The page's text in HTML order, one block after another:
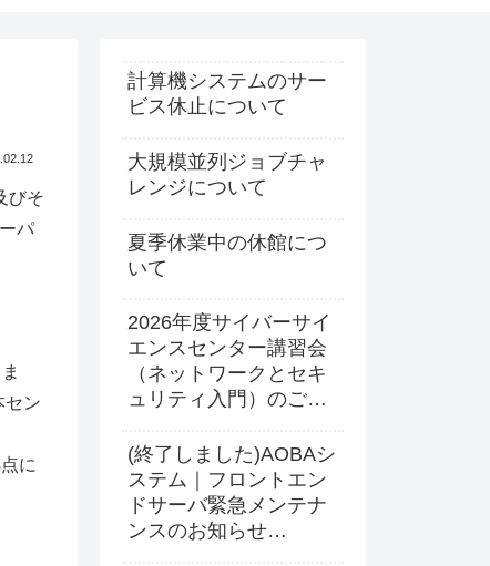
びそ
パ
セン
に
計算機システムのサー
ビス休止について
大規模並列ジョブチャ
レンジについて
夏季休業中の休館につ
いて
2026年度サイバーサイ
エンスセンター講習会
（ネットワークとセキ
ュリティ入門）のご案
(終了しました)AOBAシ
ステム｜フロントエン
ドサーバ緊急メンテナ
ンスのお知らせ